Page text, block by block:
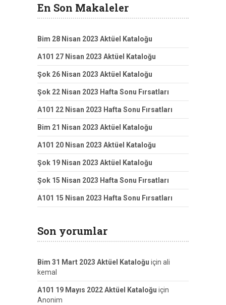
En Son Makaleler
Bim 28 Nisan 2023 Aktüel Kataloğu
A101 27 Nisan 2023 Aktüel Kataloğu
Şok 26 Nisan 2023 Aktüel Kataloğu
Şok 22 Nisan 2023 Hafta Sonu Fırsatları
A101 22 Nisan 2023 Hafta Sonu Fırsatları
Bim 21 Nisan 2023 Aktüel Kataloğu
A101 20 Nisan 2023 Aktüel Kataloğu
Şok 19 Nisan 2023 Aktüel Kataloğu
Şok 15 Nisan 2023 Hafta Sonu Fırsatları
A101 15 Nisan 2023 Hafta Sonu Fırsatları
Son yorumlar
Bim 31 Mart 2023 Aktüel Kataloğu için ali
kemal
A101 19 Mayıs 2022 Aktüel Kataloğu için
Anonim